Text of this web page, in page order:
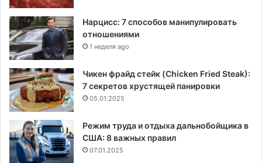
Нарцисс: 7 способов манипулировать
отношениями
1 неделя ago
Чикен фрайд стейк (Chicken Fried Steak):
7 секретов хрустящей панировки
05.01.2025
Режим труда и отдыха дальнобойщика в
США: 8 важных правил
07.01.2025